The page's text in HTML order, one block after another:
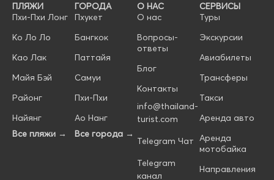
ПЛЯЖИ
Пхи-Пхи Лонг
Ко Ло Ло
Као Лак
Майя Бэй
Районг
Найянг
Все пляжи →
ГОРОДА
Пхукет
Бангкок
Паттайя
Самуи
Пхи-Пхи
Ао Нанг
Все города →
О НАС
О нас
Вопросы-
ответы
Блог
Контакты
info@thailand-
turist.com
Telegram Чат
Telegram
канал
СЕРВИСЫ
Туры
Экскурсии
Авиабилеты
Трансферы
Такси
Аренда авто
Аренда
мотобайка
Направления